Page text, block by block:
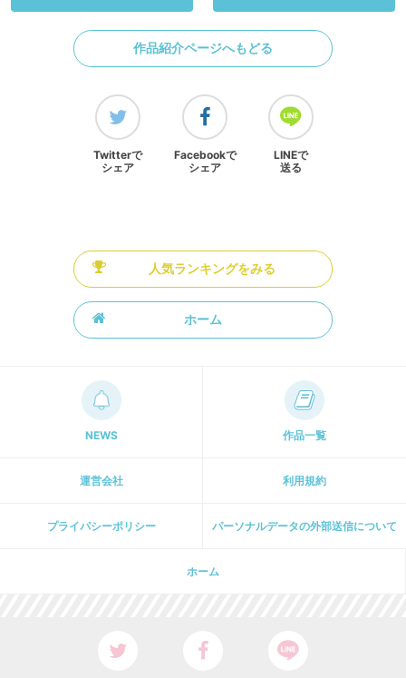
作品紹介ページへもどる
Twitterで
シェア
Facebookで
シェア
LINEで
送る
人気ランキングをみる
ホーム
NEWS 作品一覧
運営会社 利用規約
プライパシーポリシー パーソナルデータの外部送信について
ホーム